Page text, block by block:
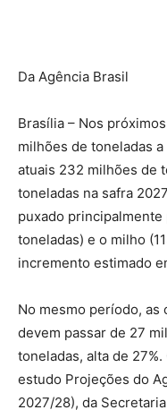
Da Agência Brasil
Brasília – Nos
milhões de toneladas
atuais 232 milhões de
toneladas na safra
puxado principalmente
toneladas) e o milho
incremento estimado
No mesmo período, as
devem passar de 27
toneladas, alta de
estudo Projeções do
2027/28), da